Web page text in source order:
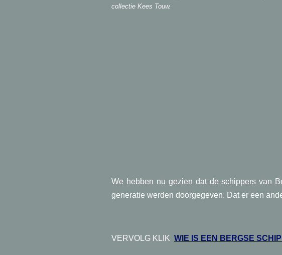
collectie Kees Touw.
We hebben nu gezien dat de schippers van
generatie werden doorgegeven. Dat er een
VERVOLG KLIK WIE IS EEN BERGSE